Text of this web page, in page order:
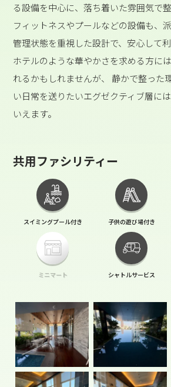
る設備を中心に、落ち着いた雰囲気で
フィットネスやプールなどの設備も、
管理状態を重視した設計で、安心して
ホテルのような華やかさを求める方に
れるかもしれませんが、 静かで整った
い日常を送りたいエグゼクティブ層に
いえます。
共用ファシリティー
スイミングプール付き 子供の遊び場付き
ミニマート シャトルサービス